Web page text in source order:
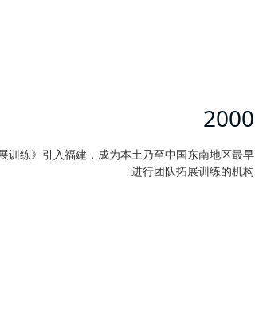
2000
训练》引入福建，成为本土乃至中国东南地区最早
进行团队拓展训练的机构